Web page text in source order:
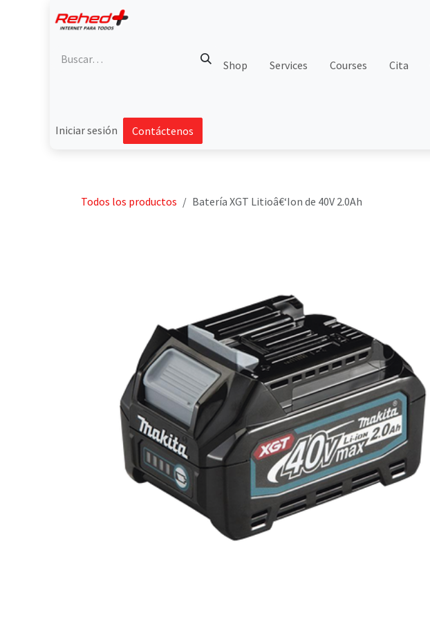
Shop Services Courses Cita
Iniciar sesión Contáctenos
Todos los productos Batería XGT Litioâ€‘Ion de 40V 2.0Ah